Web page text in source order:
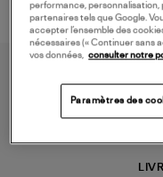
performance, personnalisation,
partenaires tels que Google.
accepter l’ensemble des
nécessaires (« Continuer sans
vos données, consulter notre
Paramètres des